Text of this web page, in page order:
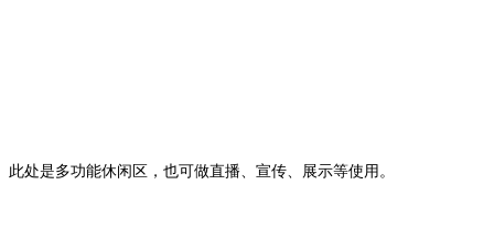
此处是多功能休闲区，也可做直播、宣传、展示等使用。